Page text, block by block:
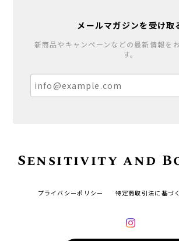
メールマガジンを受け取
新商品やキャンペーンなどの最新情報を
す。
Sensitivity and
プライバシーポリシー 特定商取引法に基づ